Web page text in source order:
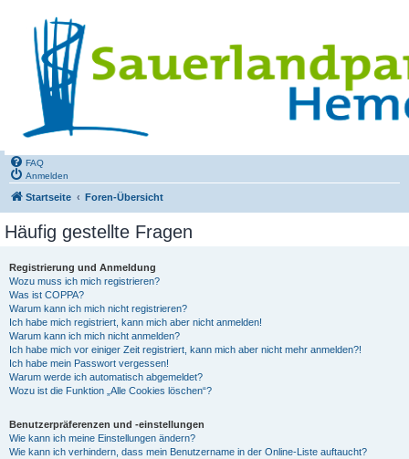
FAQ
Anmelden
Startseite Foren-Übersicht
Häufig gestellte Fragen
Registrierung und Anmeldung
Wozu muss ich mich registrieren?
Was ist COPPA?
Warum kann ich mich nicht registrieren?
Ich habe mich registriert, kann mich aber nicht anmelden!
Warum kann ich mich nicht anmelden?
Ich habe mich vor einiger Zeit registriert, kann mich aber nicht mehr anmelden?!
Ich habe mein Passwort vergessen!
Warum werde ich automatisch abgemeldet?
Wozu ist die Funktion „Alle Cookies löschen“?
Benutzerpräferenzen und -einstellungen
Wie kann ich meine Einstellungen ändern?
Wie kann ich verhindern, dass mein Benutzername in der Online-Liste auftaucht?